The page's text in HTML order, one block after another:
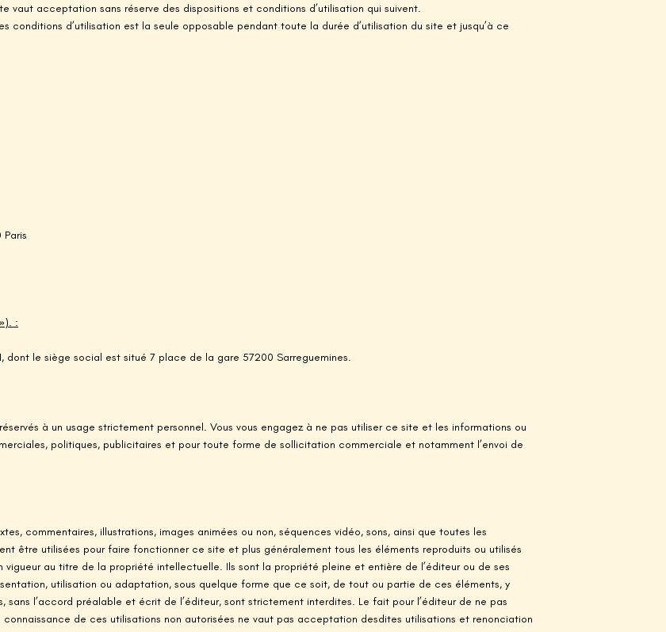
vaut acceptation sans réserve des dispositions et conditions d’utilisation qui suivent.
conditions d’utilisation est la seule opposable pendant toute la durée d’utilisation du site et jusqu’à ce
:
dont le siège social est situé 7 place de la gare 57200 Sarreguemines.
à un usage strictement personnel. Vous vous engagez à ne pas utiliser ce site et les informations ou
politiques, publicitaires et pour toute forme de sollicitation commerciale et notamment l’envoi de
commentaires, illustrations, images animées ou non, séquences vidéo, sons, ainsi que toutes les
être utilisées pour faire fonctionner ce site et plus généralement tous les éléments reproduits ou utilisés
vigueur au titre de la propriété intellectuelle. Ils sont la propriété pleine et entière de l’éditeur ou de ses
utilisation ou adaptation, sous quelque forme que ce soit, de tout ou partie de ces éléments, y
sans l’accord préalable et écrit de l’éditeur, sont strictement interdites. Le fait pour l’éditeur de ne pas
de ces utilisations non autorisées ne vaut pas acceptation desdites utilisations et renonciation